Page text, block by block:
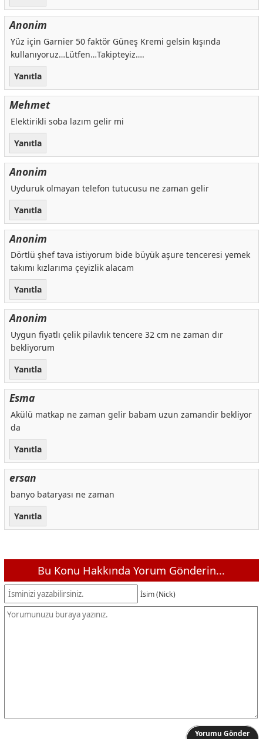
Anonim
Yüz için Garnier 50 faktör Güneş Kremi gelsin kışında
kullanıyoruz…Lütfen…Takipteyiz….
Yanıtla
Mehmet
Elektirikli soba lazım gelir mi
Yanıtla
Anonim
Uyduruk olmayan telefon tutucusu ne zaman gelir
Yanıtla
Anonim
Dörtlü şhef tava istiyorum bide büyük aşure tenceresi yemek
takımı kızlarıma çeyizlik alacam
Yanıtla
Anonim
Uygun fiyatlı çelik pilavlık tencere 32 cm ne zaman dır
bekliyorum
Yanıtla
Esma
Akülü matkap ne zaman gelir babam uzun zamandir bekliyor
da
Yanıtla
ersan
banyo bataryası ne zaman
Yanıtla
Bu Konu Hakkında Yorum Gönderin...
İsim (Nick)
Yorumu Gönder